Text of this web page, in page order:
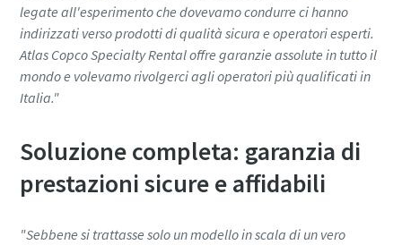
legate all'esperimento che dovevamo condurre ci hanno
indirizzati verso prodotti di qualità sicura e operatori esperti.
Atlas Copco Specialty Rental offre garanzie assolute in tutto il
mondo e volevamo rivolgerci agli operatori più qualificati in
Italia."
Soluzione completa: garanzia di
prestazioni sicure e affidabili
"Sebbene si trattasse solo un modello in scala di un vero